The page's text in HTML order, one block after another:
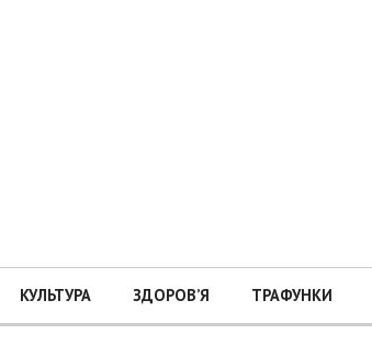
КУЛЬТУРА ЗДОРОВ’Я ТРАФУНКИ